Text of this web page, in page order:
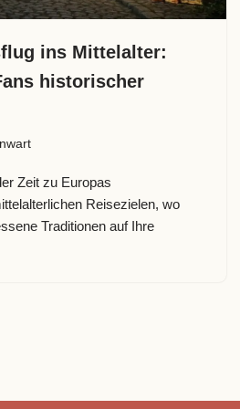
ins Mittelalter:
historischer
Zeit zu Europas
Reisezielen, wo
Traditionen auf Ihre